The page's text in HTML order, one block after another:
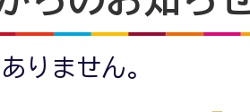
りません。